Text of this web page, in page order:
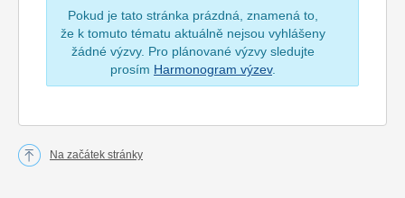
Pokud je tato stránka prázdná, znamená to,
že k tomuto tématu aktuálně nejsou vyhlášeny
žádné výzvy. Pro plánované výzvy sledujte
prosím Harmonogram výzev.
Na začátek stránky